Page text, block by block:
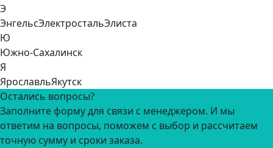
Э
ЭнгельсЭлектростальЭлиста
Ю
Южно-Сахалинск
Я
ЯрославльЯкутск
Остались вопросы?
Заполните форму для связи с менеджером. И мы
ответим на вопросы, поможем с выбор и рассчитаем
точную сумму и сроки заказа.